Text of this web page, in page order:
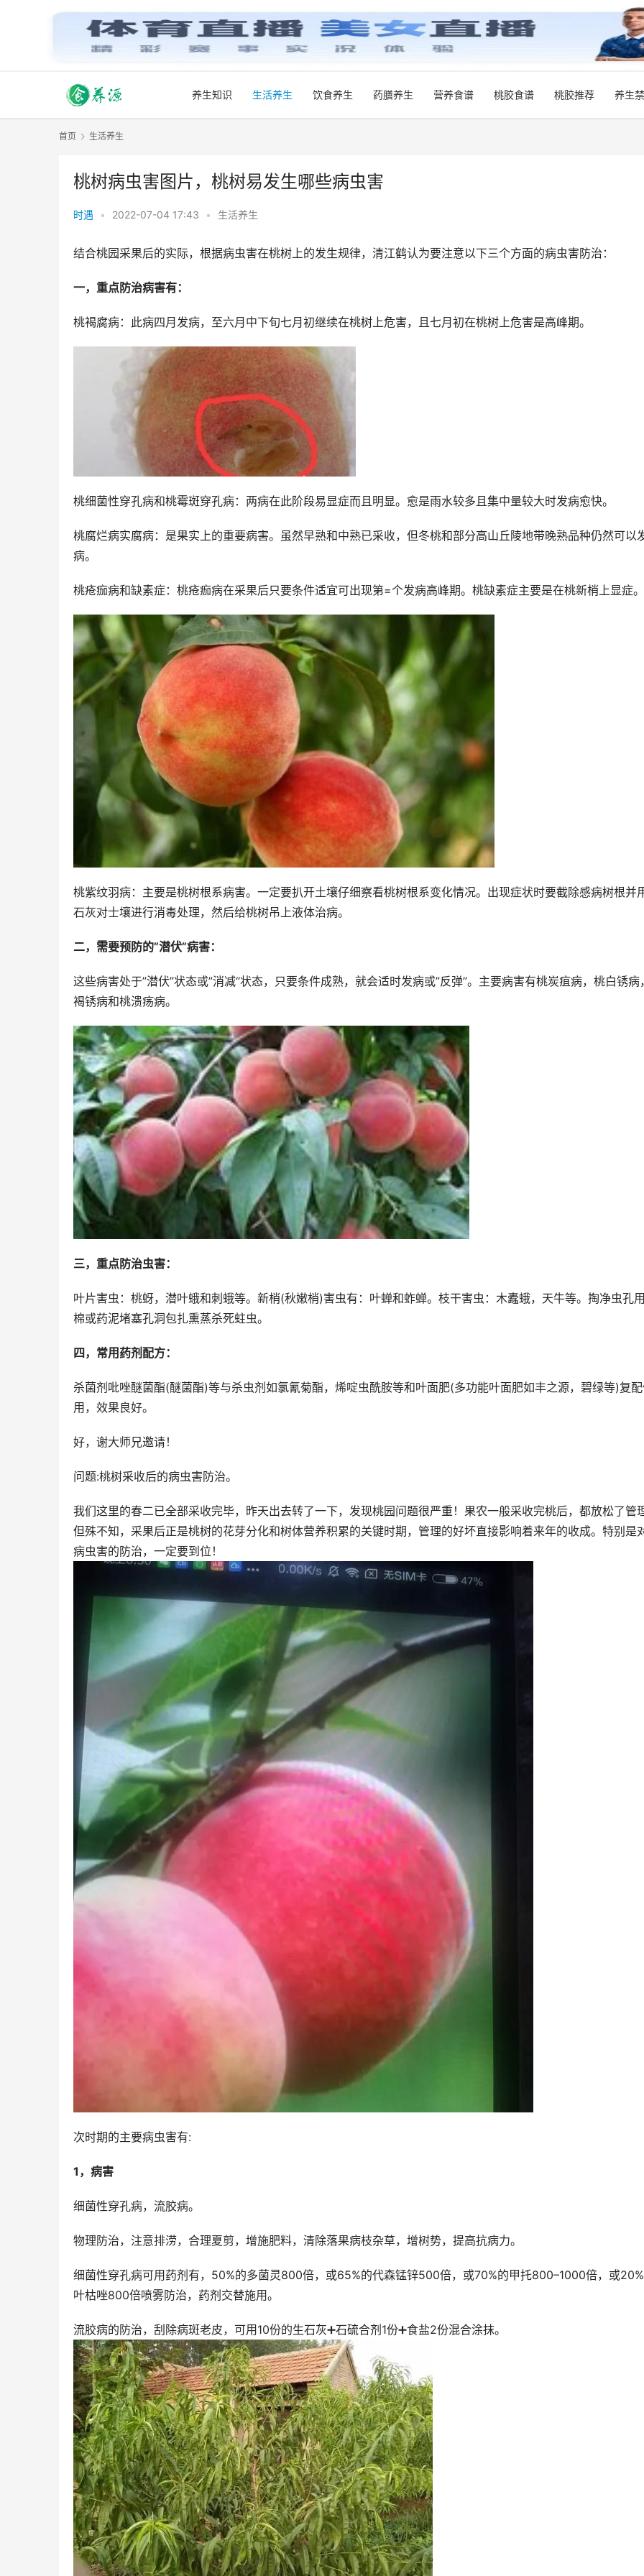
养生知识 生活养生 饮食养生 药膳养生 营养食谱 桃胶食谱 桃胶推荐 养生
首页 生活养生
桃树病虫害图片，桃树易发生哪些病虫害
时遇 • 2022-07-04 17:43 • 生活养生
结合桃园采果后的实际，根据病虫害在桃树上的发生规律，清江鹤认为要注意以下三个方面的病虫害防治：
一，重点防治病害有：
桃褐腐病：此病四月发病，至六月中下旬七月初继续在桃树上危害，且七月初在桃树上危害是高峰期。
桃细菌性穿孔病和桃霉斑穿孔病：两病在此阶段易显症而且明显。愈是雨水较多且集中量较大时发病愈快。
桃腐烂病实腐病：是果实上的重要病害。虽然早熟和中熟已采收，但冬桃和部分高山丘陵地带晚熟品种仍然可以
病。
桃疮痂病和缺素症：桃疮痂病在采果后只要条件适宜可出现第=个发病高峰期。桃缺素症主要是在桃新梢上显症。
桃紫纹羽病：主要是桃树根系病害。一定要扒开土壤仔细察看桃树根系变化情况。出现症状时要截除感病树根并
石灰对士壤进行消毒处理，然后给桃树吊上液体治病。
二，需要预防的”潜伏”病害：
这些病害处于”潜伏”状态或”消减“状态，只要条件成熟，就会适时发病或”反弹”。主要病害有桃炭疽病，桃白锈病
褐锈病和桃溃疡病。
三，重点防治虫害：
叶片害虫：桃蚜，潜叶蛾和刺蛾等。新梢(秋嫩梢)害虫有：叶蝉和蚱蝉。枝干害虫：木蠹蛾，天牛等。掏净虫孔
棉或药泥堵塞孔洞包扎熏蒸杀死蛀虫。
四，常用药剂配方：
杀菌剂吡唑醚菌酯(醚菌酯)等与杀虫剂如氯氰菊酯，烯啶虫酰胺等和叶面肥(多功能叶面肥如丰之源，碧绿等)复
用，效果良好。
好，谢大师兄邀请！
问题:桃树采收后的病虫害防治。
我们这里的春二已全部采收完毕，昨天出去转了一下，发现桃园问题很严重！果农一般采收完桃后，都放松了管
但殊不知，采果后正是桃树的花芽分化和树体营养积累的关键时期，管理的好坏直接影响着来年的收成。特别是
病虫害的防治，一定要到位！
次时期的主要病虫害有:
1，病害
细菌性穿孔病，流胶病。
物理防治，注意排涝，合理夏剪，增施肥料，清除落果病枝杂草，增树势，提高抗病力。
细菌性穿孔病可用药剂有，50%的多菌灵800倍，或65%的代森锰锌500倍，或70%的甲托800–1000倍，或
叶枯唑800倍喷雾防治，药剂交替施用。
流胶病的防治，刮除病斑老皮，可用10份的生石灰➕石硫合剂1份➕食盐2份混合涂抹。